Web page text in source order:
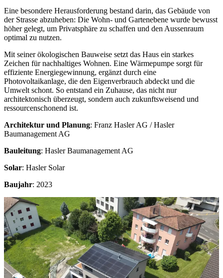
Eine besondere Herausforderung bestand darin, das Gebäude von
der Strasse abzuheben: Die Wohn- und Gartenebene wurde bewusst
höher gelegt, um Privatsphäre zu schaffen und den Aussenraum
optimal zu nutzen.
Mit seiner ökologischen Bauweise setzt das Haus ein starkes
Zeichen für nachhaltiges Wohnen. Eine Wärmepumpe sorgt für
effiziente Energiegewinnung, ergänzt durch eine
Photovoltaikanlage, die den Eigenverbrauch abdeckt und die
Umwelt schont. So entstand ein Zuhause, das nicht nur
architektonisch überzeugt, sondern auch zukunftsweisend und
ressourcenschonend ist.
Architektur und Planung: Franz Hasler AG / Hasler
Baumanagement AG
Bauleitung: Hasler Baumanagement AG
Solar: Hasler Solar
Baujahr: 2023